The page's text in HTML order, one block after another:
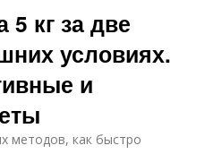
5 кг за две
условиях.
и
методов, как быстро